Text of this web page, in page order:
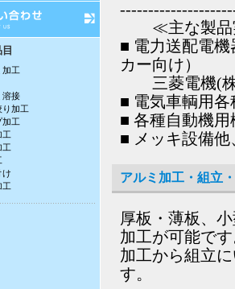
加工
溶接
り加工
加工
工
工
け
工
≪主な製品
■ 電力送配電
カー向け）
三菱電機(株)
■ 電気車輌用
■ 各種自動機
■ メッキ設備
アルミ加工・組立
厚板・薄板、
加工が可能で
加工から組立
す。